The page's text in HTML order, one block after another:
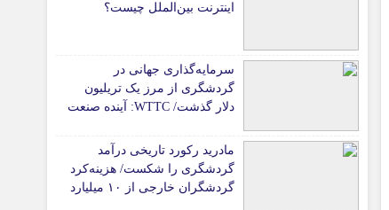
اینترنت بین‌الملل چیست؟
سرمایه‌گذاری جهانی در
گردشگری از مرز یک تریلیون
دلار گذشت/ WTTC: آینده صنعت
جهانی تضمین می‌شود
مادرید رکورد تاریخی درآمد
گردشگری را شکست/ هزینه‌کرد
گردشگران خارجی از ۱۰ میلیارد